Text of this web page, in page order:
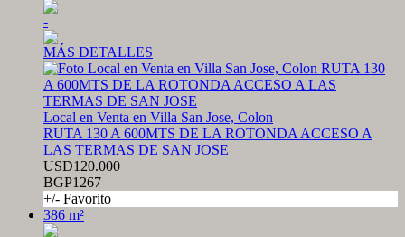
-
MÁS DETALLES
Local en Venta en Villa San Jose, Colon
RUTA 130 A 600MTS DE LA ROTONDA ACCESO A
LAS TERMAS DE SAN JOSE
USD120.000
BGP1267
+/- Favorito
386 m²